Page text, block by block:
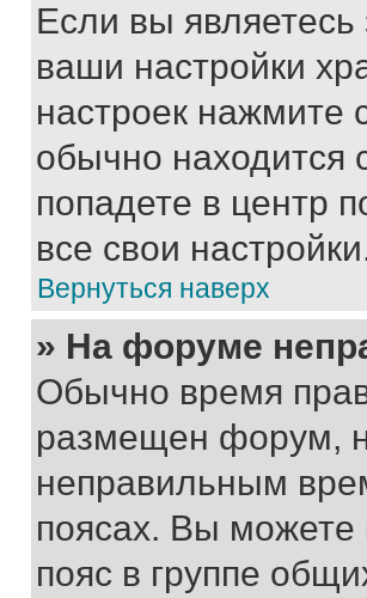
Если вы
ваши настройки
настроек нажмите
обычно находится
попадете в центр
все свои
Вернуться наверх
» На форуме
Обычно время
размещен форум,
неправильным
поясах. Вы можете
пояс в группе